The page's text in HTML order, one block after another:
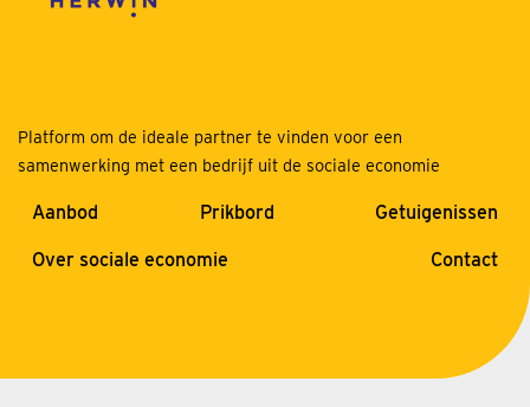
Platform om de ideale partner te vinden voor een
samenwerking met een bedrijf uit de sociale economie
Aanbod Prikbord Getuigenissen
Over sociale economie Contact